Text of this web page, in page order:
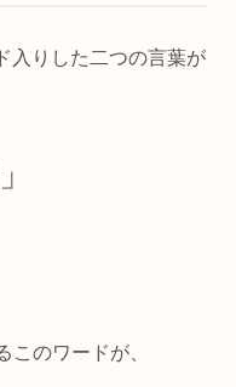
入りした二つの言葉が
このワードが、